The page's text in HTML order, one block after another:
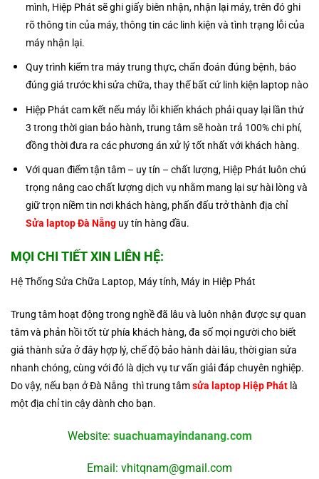
mình, Hiệp Phát sẽ ghi giấy biên nhận, nhận lại máy, trên đó ghi
rõ thông tin của máy, thông tin các linh kiện và tình trạng lỗi của
máy nhận lại.
Quy trình kiểm tra máy trung thực, chẩn đoán đúng bệnh, báo
đúng giá trước khi sửa chữa, thay thế bất cứ linh kiện laptop nào
Hiệp Phát cam kết nếu máy lỗi khiến khách phải quay lại lần thứ
3 trong thời gian bảo hành, trung tâm sẽ hoàn trả 100% chi phí,
đồng thời đưa ra các phương án xử lý tốt nhất với khách hàng.
Với quan điểm tận tâm – uy tín – chất lượng, Hiệp Phát luôn chú
trọng nâng cao chất lượng dịch vụ nhằm mang lại sự hài lòng và
giữ trọn niềm tin nơi khách hàng, phấn đấu trở thành địa chỉ
Sửa laptop Đà Nẵnguy tín hàng đầu.
MỌI CHI TIẾT XIN LIÊN HỆ:
Hệ Thống Sửa Chữa Laptop, Máy tính, Máy in Hiệp Phát
Trung tâm hoạt động trong nghề đã lâu và luôn nhận được sự quan
tâm và phản hồi tốt từ phía khách hàng, đa số mọi người cho biết
giá thành sửa ở đây hợp lý, chế độ bảo hành dài lâu, thời gian sửa
nhanh chóng, cùng với đó là dịch vụ tư vấn giải đáp chuyên nghiệp.
Do vậy, nếu bạn ở Đà Nẵng thì trung tâmsửa laptop Hiệp Phát là
một địa chỉ tin cậy dành cho bạn.
Website: suachuamayindanang.com
Email: vhitqnam@gmail.com